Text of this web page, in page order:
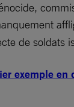
de soldats
exemple